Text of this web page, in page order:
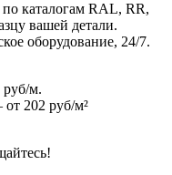
каталогам RAL, RR,
вашей детали.
оборудование, 24/7.
руб/м.
от 202 руб/м²